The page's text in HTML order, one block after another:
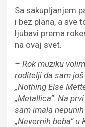
Sa sakupljanjem
i bez plana, a sve
ljubavi prema
na ovaj svet.
– Rok muziku
roditelji da sam
„Nothing Else
„Metallica”. Na
sam imala
„Nevernih beba”